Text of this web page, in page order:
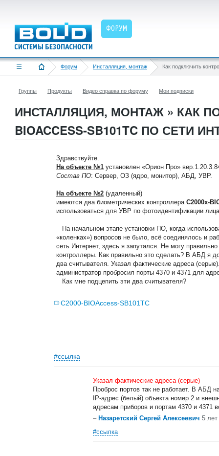
ФОРУМ
Форум Инсталляция, монтаж
Группы Продукты Видео справка по форуму Мои подписки
ИНСТАЛЛЯЦИЯ, МОНТАЖ » КАК
BIOACCESS-SB101TC ПО СЕТИ
Здравствуйте.
На объекте №1 установлен «Орион Про»
Состав ПО: Сервер, ОЗ (ядро, монитор), АБД, УВР.
На объекте №2 (удаленный)
имеются два биометрических контроллера С2000x-
использоваться для УВР по фотоидентификации
На начальном этапе установки ПО, когда
«коленках») вопросов не было, всё соединялось и
сеть Интернет, здесь я запутался. Не могу
контроллеры. Как правильно это сделать? В АБД я
два считывателя. Указал фактические адреса
администратор пробросил порты 4370 и 4371 для
Как мне подцепить эти два считывателя?
С2000-BIOAccess-SB101TC
#ссылка
Указал фактические адреса (серые)
Проброс портов так не работает. В АБД
IP-адрес (белый) объекта номер 2 и
адресам приборов и портам 4370 и 4371
– Назаретский Сергей Алексеевич 5
#ссылка